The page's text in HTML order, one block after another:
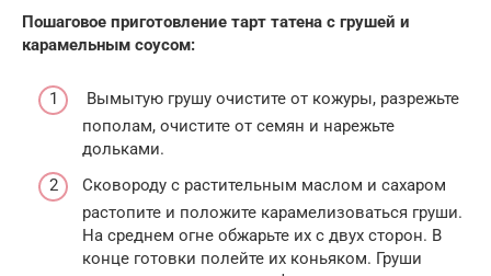
Пошаговое приготовление тарт татена с грушей и
карамельным соусом:
Вымытую грушу очистите от кожуры, разрежьте
пополам, очистите от семян и нарежьте
дольками.
Сковороду с растительным маслом и сахаром
растопите и положите карамелизоваться груши.
На среднем огне обжарьте их с двух сторон. В
конце готовки полейте их коньяком. Груши